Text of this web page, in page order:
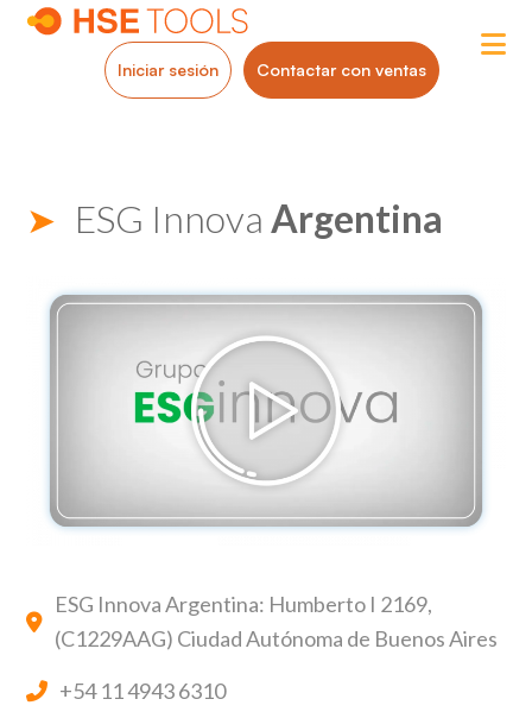
Iniciar sesión Contactar con ventas
➤ ESG InnovaArgentina
ESG Innova Argentina: Humberto I 2169,
(C1229AAG) Ciudad Autónoma de Buenos Aires
+54 11 4943 6310